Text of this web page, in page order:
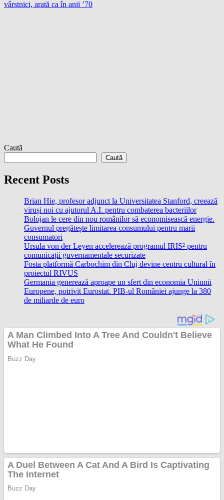
vârstnici, arată ca în anii ’70
Caută
Caută
Recent Posts
Brian Hie, profesor adjunct la Universitatea Stanford, creează
viruși noi cu ajutorul A.I. pentru combaterea bacteriilor
Bolojan le cere din nou românilor să economisească energie.
Guvernul pregătește limitarea consumului pentru marii
consumatori
Ursula von der Leyen accelerează programul IRIS² pentru
comunicații guvernamentale securizate
Fosta platformă Carbochim din Cluj devine centru cultural în
proiectul RIVUS
Germania generează aproape un sfert din economia Uniunii
Europene, potrivit Eurostat. PIB-ul României ajunge la 380
de miliarde de euro